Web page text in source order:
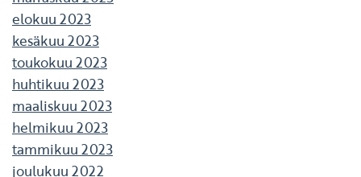
elokuu 2023
kesäkuu 2023
toukokuu 2023
huhtikuu 2023
maaliskuu 2023
helmikuu 2023
tammikuu 2023
joulukuu 2022